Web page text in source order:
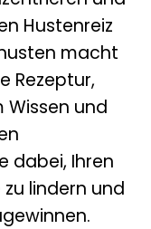
Hustenreiz
macht
Rezeptur,
und
dabei, Ihren
lindern und